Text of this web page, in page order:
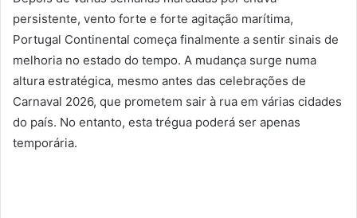
persistente, vento forte e forte agitação marítima,
Portugal Continental começa finalmente a sentir sinais de
melhoria no estado do tempo. A mudança surge numa
altura estratégica, mesmo antes das celebrações de
Carnaval 2026, que prometem sair à rua em várias cidades
do país. No entanto, esta trégua poderá ser apenas
temporária.